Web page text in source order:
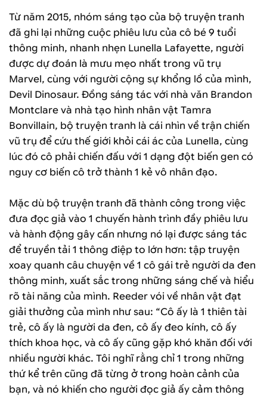
Từ năm 2015, nhóm sáng tạo của bộ truyện tranh
đã ghi lại những cuộc phiêu lưu của cô bé 9 tuổi
thông minh, nhanh nhẹn Lunella Lafayette, người
được dự đoán là mưu mẹo nhất trong vũ trụ
Marvel, cùng với người cộng sự khổng lồ của mình,
Devil Dinosaur. Đồng sáng tác với nhà văn Brandon
Montclare và nhà tạo hình nhân vật Tamra
Bonvillain, bộ truyện tranh là cái nhìn về trận chiến
vũ trụ để cứu thế giới khỏi cái ác của Lunella, cùng
lúc đó cô phải chiến đấu với 1 dạng đột biến gen có
nguy cơ biến cô trở thành 1 kẻ vô nhân đạo.
Mặc dù bộ truyện tranh đã thành công trong việc
đưa đọc giả vào 1 chuyến hành trình đầy phiêu lưu
và hành động gây cấn nhưng nó lại được sáng tác
để truyền tải 1 thông điệp to lớn hơn: tập truyện
xoay quanh câu chuyện về 1 cô gái trẻ người da đen
thông minh, xuất sắc trong những sáng chế và hiểu
rõ tài năng của mình. Reeder vói về nhân vật đạt
giải thưởng của mình như sau: “Cô ấy là 1 thiên tài
trẻ, cô ấy là người da đen, cô ấy đeo kính, cô ấy
thích khoa học, và cô ấy cũng gặp khó khăn đối với
nhiều người khác. Tôi nghĩ rằng chỉ 1 trong những
thứ kể trên cũng đã từng ở trong hoàn cảnh của
bạn, và nó khiến cho người đọc giả ấy cảm thông